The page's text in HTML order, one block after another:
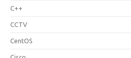
C++
CCTV
CentOS